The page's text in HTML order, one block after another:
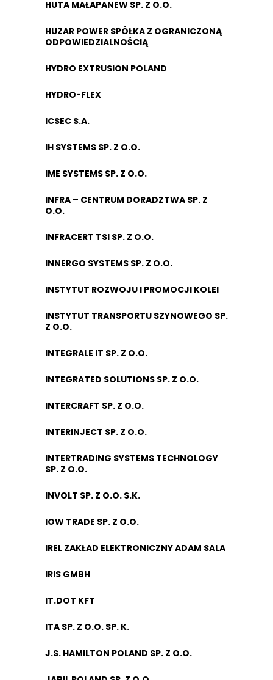
HUTA MAŁAPANEW SP. Z O.O.
HUZAR POWER SPÓŁKA Z OGRANICZONĄ
ODPOWIEDZIALNOŚCIĄ
HYDRO EXTRUSION POLAND
HYDRO-FLEX
ICSEC S.A.
IH SYSTEMS SP. Z O.O.
IME SYSTEMS SP. Z O.O.
INFRA – CENTRUM DORADZTWA SP. Z
O.O.
INFRACERT TSI SP. Z O.O.
INNERGO SYSTEMS SP. Z O.O.
INSTYTUT ROZWOJU I PROMOCJI KOLEI
INSTYTUT TRANSPORTU SZYNOWEGO SP.
Z O.O.
INTEGRALE IT SP. Z O.O.
INTEGRATED SOLUTIONS SP. Z O.O.
INTERCRAFT SP. Z O.O.
INTERINJECT SP. Z O.O.
INTERTRADING SYSTEMS TECHNOLOGY
SP. Z O.O.
INVOLT SP. Z O.O. S.K.
IOW TRADE SP. Z O.O.
IREL ZAKŁAD ELEKTRONICZNY ADAM SALA
IRIS GMBH
IT.DOT KFT
ITA SP. Z O.O. SP. K.
J.S. HAMILTON POLAND SP. Z O.O.